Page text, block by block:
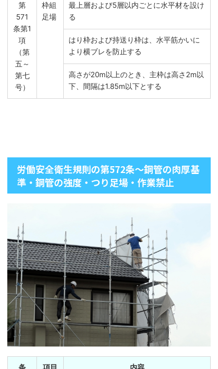
第
571
条第1
項
（第
五～
第七
号）
枠組
足場
最上層および5層以内ごとに水平材を設け
る
はり枠および持送り枠は、水平筋かいに
より横ブレを防止する
高さが20m以上のとき、主枠は高さ2m以
下、間隔は1.85m以下とする
労働安全衛生規則の第572条～鋼管の肉厚基
準・鋼管の強度・つり足場・作業禁止